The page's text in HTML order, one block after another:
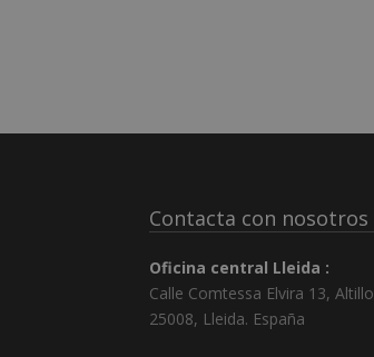
Contacta con nosotros
Oficina central Lleida :
Calle Comtessa Elvira 13, Altillo
25008, Lleida. España